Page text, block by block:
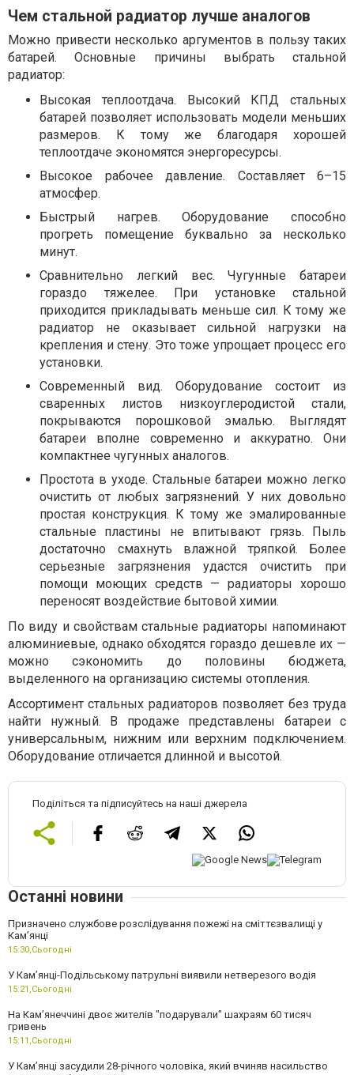
Чем стальной радиатор лучше аналогов
Можно привести несколько аргументов в пользу таких
батарей. Основные причины выбрать стальной
радиатор:
Высокая теплоотдача. Высокий КПД стальных
батарей позволяет использовать модели меньших
размеров. К тому же благодаря хорошей
теплоотдаче экономятся энергоресурсы.
Высокое рабочее давление. Составляет 6–15
атмосфер.
Быстрый нагрев. Оборудование способно
прогреть помещение буквально за несколько
минут.
Сравнительно легкий вес. Чугунные батареи
гораздо тяжелее. При установке стальной
приходится прикладывать меньше сил. К тому же
радиатор не оказывает сильной нагрузки на
крепления и стену. Это тоже упрощает процесс его
установки.
Современный вид. Оборудование состоит из
сваренных листов низкоуглеродистой стали,
покрываются порошковой эмалью. Выглядят
батареи вполне современно и аккуратно. Они
компактнее чугунных аналогов.
Простота в уходе. Стальные батареи можно легко
очистить от любых загрязнений. У них довольно
простая конструкция. К тому же эмалированные
стальные пластины не впитывают грязь. Пыль
достаточно смахнуть влажной тряпкой. Более
серьезные загрязнения удастся очистить при
помощи моющих средств — радиаторы хорошо
переносят воздействие бытовой химии.
По виду и свойствам стальные радиаторы напоминают
алюминиевые, однако обходятся гораздо дешевле их —
можно сэкономить до половины бюджета,
выделенного на организацию системы отопления.
Ассортимент стальных радиаторов позволяет без труда
найти нужный. В продаже представлены батареи с
универсальным, нижним или верхним подключением.
Оборудование отличается длинной и высотой.
Поділіться та підписуйтесь на наші джерела
Останні новини
Призначено службове розслідування пожежі на сміттєзвалищі у
Кам’янці
15:30,Сьогодні
У Кам’янці-Подільському патрульні виявили нетверезого водія
15:21,Сьогодні
На Камʼянеччині двоє жителів "подарували" шахраям 60 тисяч
гривень
15:11,Сьогодні
У Камʼянці засудили 28-річного чоловіка, який вчиняв насильство